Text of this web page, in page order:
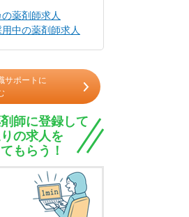
薬剤師求人
中の薬剤師求人
サポートに
師に登録して
の求人を
もらう！